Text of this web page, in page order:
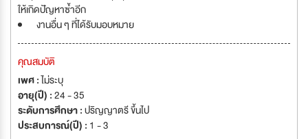
ให้เกิดปัญหาซ้ำอีก
งานอื่น ๆ ที่ได้รับมอบหมาย
คุณสมบัติ
เพศ :ไม่ระบุ
อายุ(ปี) :24 - 35
ระดับการศึกษา :ปริญญาตรี ขึ้นไป
ประสบการณ์(ปี) : 1 - 3